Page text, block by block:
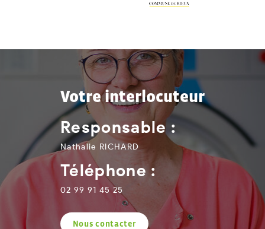
Votre interlocuteur
Responsable :
Nathalie RICHARD
Téléphone :
02 99 91 45 25
Nous contacter